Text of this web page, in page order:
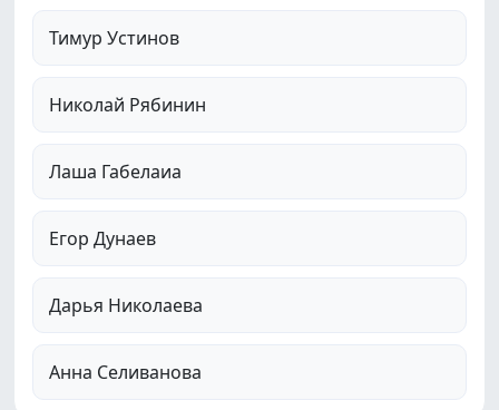
Тимур Устинов
Николай Рябинин
Лаша Габелаиа
Егор Дунаев
Дарья Николаева
Анна Селиванова